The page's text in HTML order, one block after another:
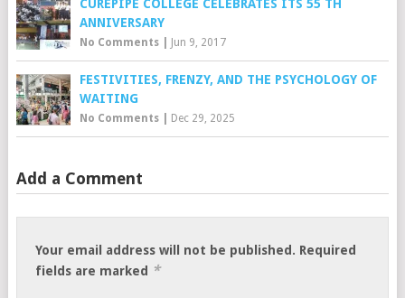
CUREPIPE COLLEGE CELEBRATES ITS 55 TH
ANNIVERSARY
No Comments| Jun 9, 2017
FESTIVITIES, FRENZY, AND THE PSYCHOLOGY OF
WAITING
No Comments| Dec 29, 2025
Add a Comment
Your email address will not be published. Required
fields are marked
*